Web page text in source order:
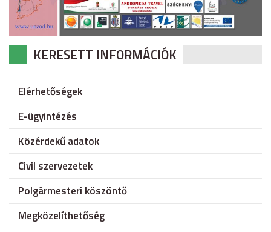
KERESETT INFORMÁCIÓK
Elérhetőségek
E-ügyintézés
Közérdekű adatok
Civil szervezetek
Polgármesteri köszöntő
Megközelíthetőség